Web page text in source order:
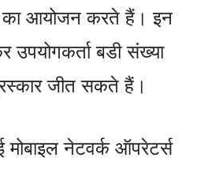
का आयोजन करते हैं। इन
उपयोगकर्ता बडी संख्या
जीत सकते हैं।
नेटवर्क ऑपरेटर्स